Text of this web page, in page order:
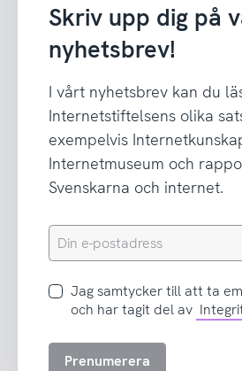
Skriv upp dig på
nyhetsbrev!
I vårt nyhetsbrev kan du
Internetstiftelsens olika
exempelvis
Internetmuseum och
Svenskarna och internet.
Din
e-
Jag
samtycker
att
Jag samtycker till att ta
och har tagit del av
Prenumerera